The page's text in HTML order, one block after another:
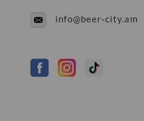
info@beer-city.am